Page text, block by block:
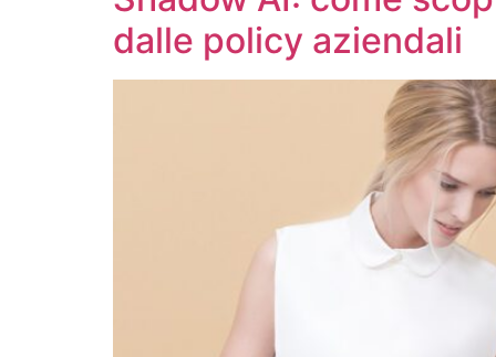
dalle policy aziendali